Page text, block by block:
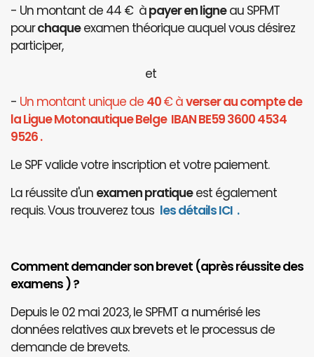
- Un montant de 44 € àpayer en ligneau SPFMT
pourchaqueexamen théorique auquel vous désirez
participer,
et
- Un montant unique de 40€ àverser au compte de
la Ligue Motonautique Belge IBAN BE59 3600 4534
9526 .
Le SPF valide votre inscription et votre paiement.
La réussite d'un examen pratiqueest également
requis. Vous trouverez tous les détails ICI .
Comment demander son brevet (après réussite des
examens ) ?
Depuis le 02 mai 2023, le SPFMT a numérisé les
données relatives aux brevets et le processus de
demande de brevets.